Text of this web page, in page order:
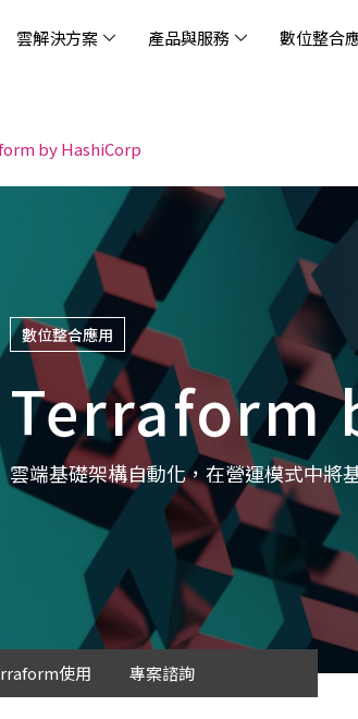
雲解決方案
中國解決方案
入了解相關
行選擇。
AICOM® 雲智能管理平
產品與服務
未來的創新
造更全面的
數位智慧時
性且智能化
提供無與倫
AICOM® 雲智能管理平
LEMMA® AI 智能代理引
數位整合
各式數位整
，極大化企
Tableau
Databricks
Wren AI 對話式商務分析
Hydrolix
連線加速方案
Mlytics
弘雲端提供專
端架構與提
客戶在雲端
取得領先的
資訊科技業
推手，我們以
的投資價值
問答集
加入我們
by HashiCorp
數位整合應用
Terraform
雲端基礎架構自動化，在營運模式中將
使用 專案諮詢